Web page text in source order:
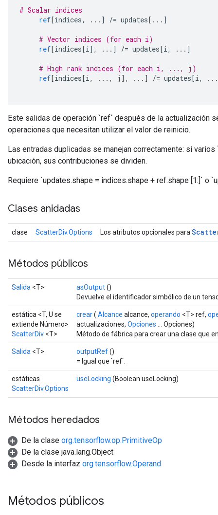
# Scalar indices
ref[indices, ...] /= updates[...]
# Vector indices (for each i)
ref[indices[i], ...] /= updates[i, ...]
# High rank indices (for each i, ..., j)
ref[indices[i, ..., j ], ...] /= updates[i,
Este salidas de operación `ref` después de la actualización
operaciones que necesitan utilizar el valor de reinicio.
Las entradas duplicadas se manejan correctamente: si
ubicación, sus contribuciones se dividen.
Requiere `updates.shape = indices.shape + ref.shape [1:]` o
Clases anidadas
clase ScatterDiv.Options Los atributos opcionales para
Métodos públicos
Salida <T> asOutput()
Devuelve el identificador simbólico de un
estática <T, U se
extiende Número>
ScatterDiv <T>
crear( Alcance alcance, operando <T> ref,
actualizaciones, Opciones ...
Opciones)
Método de fábrica para crear una clase que
Salida <T> outputRef()
= Igual que `ref`.
estáticas
ScatterDiv.Options
useLocking (Boolean useLocking)
Métodos heredados
De la clase org.tensorflow.op.PrimitiveOp
De la clase java.lang.Object
Desde la interfaz org.tensorflow.Operand
Métodos públicos